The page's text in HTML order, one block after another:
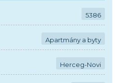
5386
Apartmány a byty
Herceg-Novi